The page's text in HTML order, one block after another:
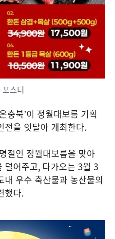
스터
온충북’이 정월대보름 기획
전을 잇달아 개최한다.
절인 정월대보름을 맞아
덜어주고, 다가오는 3월 3
내 우수 축산물과 농산물의
했다.